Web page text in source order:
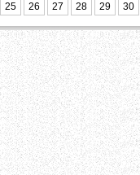
25
26 27 28 29 30